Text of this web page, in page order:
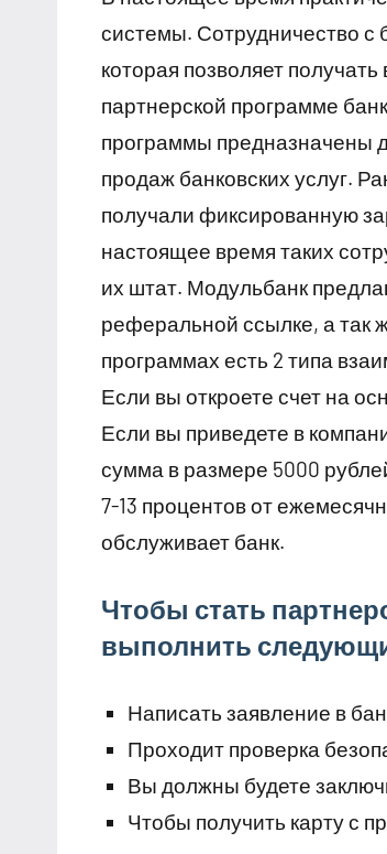
системы. Сотрудничество с
которая позволяет
партнерской программе
программы предназначены
продаж банковских услуг.
получали фиксированную
настоящее время таких
их штат. Модульбанк
реферальной ссылке, а так
программах есть 2 типа
Если вы откроете счет на
Если вы приведете в
сумма в размере 5000
7-13 процентов от
обслуживает банк.
Чтобы стать
выполнить
Написать заявление в
Проходит проверка
Вы должны будете
Чтобы получить карту с